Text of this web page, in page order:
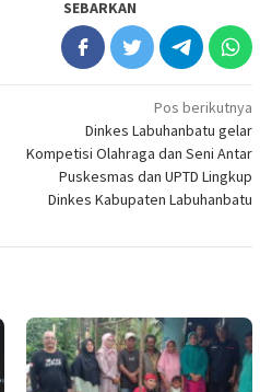
SEBARKAN
Pos berikutnya
Dinkes Labuhanbatu gelar
Kompetisi Olahraga dan Seni Antar
Puskesmas dan UPTD Lingkup
Dinkes Kabupaten Labuhanbatu